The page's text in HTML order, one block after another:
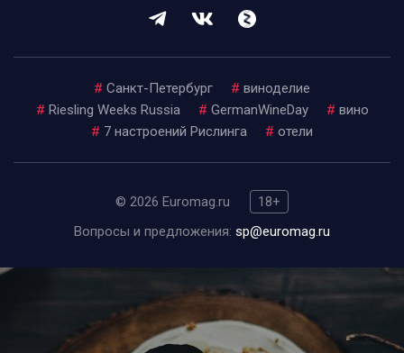
# Санкт-Петербург # виноделие
# Riesling Weeks Russia # GermanWineDay # вино
# 7 настроений Рислинга # отели
© 2026 Euromag.ru
18+
Вопросы и предложения: sp@euromag.ru